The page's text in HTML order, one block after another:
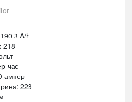
A/h
218
час
ампер
223